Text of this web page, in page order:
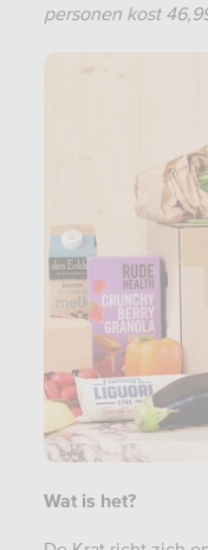
personen kost
Wat is het?